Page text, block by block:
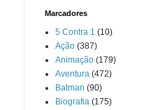
Marcadores
5 Contra 1 (10)
Ação (387)
Animação (179)
Aventura (472)
Batman (90)
Biografia (175)